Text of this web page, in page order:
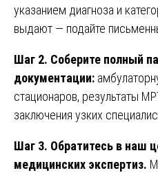
указанием диагноза и
выдают — подайте
Шаг 2. Соберите полный
документации:
стационаров, результаты
заключения узких
Шаг 3. Обратитесь в наш
медицинских экспертиз.